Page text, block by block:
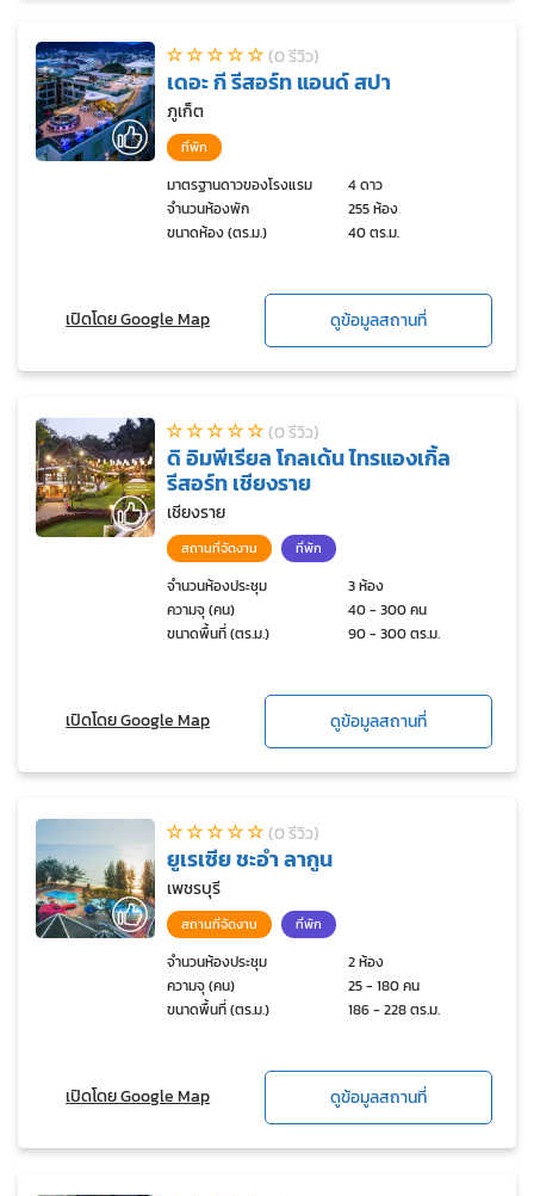
(0 รีวิว)
เดอะ กี รีสอร์ท แอนด์ สปา
ภูเก็ต
ที่พัก
มาตรฐานดาวของโรงแรม
4 ดาว
จำนวนห้องพัก
255 ห้อง
ขนาดห้อง (ตร.ม.)
40 ตร.ม.
เปิดโดย Google Map ดูข้อมูลสถานที่
(0 รีวิว)
ดิ อิมพีเรียล โกลเด้น ไทรแองเกิ้ล
รีสอร์ท เชียงราย
เชียงราย
สถานที่จัดงาน ที่พัก
จำนวนห้องประชุม
3 ห้อง
ความจุ (คน)
40 - 300 คน
ขนาดพื้นที่ (ตร.ม.)
90 - 300 ตร.ม.
เปิดโดย Google Map ดูข้อมูลสถานที่
(0 รีวิว)
ยูเรเซีย ชะอำ ลากูน
เพชรบุรี
สถานที่จัดงาน ที่พัก
จำนวนห้องประชุม
2 ห้อง
ความจุ (คน)
25 - 180 คน
ขนาดพื้นที่ (ตร.ม.)
186 - 228 ตร.ม.
เปิดโดย Google Map ดูข้อมูลสถานที่